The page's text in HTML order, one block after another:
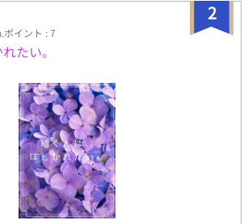
なので、Ｄｏｍ/Ｓｕｂって、痛い？こわ
たでも、ゼンゼンだいじょうぶ。 番外編の
をムーンライトノベルズ様に投稿していま
2
ポイント : 7
たい。